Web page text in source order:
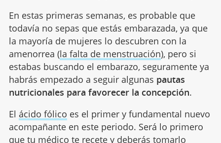
En estas primeras semanas, es probable que
todavía no sepas que estás embarazada, ya que
la mayoría de mujeres lo descubren con la
amenorrea (la falta de menstruación), pero si
estabas buscando el embarazo, seguramente ya
habrás empezado a seguir algunas pautas
nutricionales para favorecer la concepción.
El ácido fólico es el primer y fundamental nuevo
acompañante en este periodo. Será lo primero
que tu médico te recete y deberás tomarlo